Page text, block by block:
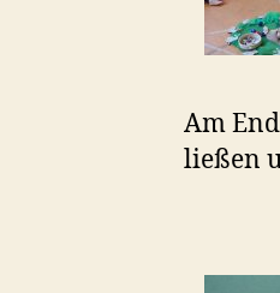
Am
ließen